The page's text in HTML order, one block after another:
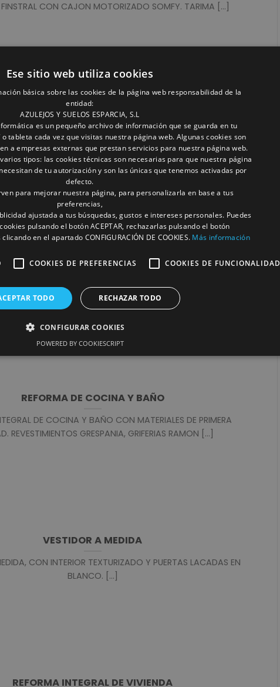
CON CAJON MOTORIZADO SOMFY. TARIMA [...]
FINANCIACIÓN SIN INTERESES
CLIENTES LES RECORDAMOS QUE PUEDEN DISFRUTAR DE
SIN INTERESES PARA QUE ELIJAN COMODAMENTE [...]
DE COCINA PORCELANICA, TECHOS DE PLADUR [...]
REFORMA DE COCINA Y BAÑO
DE COCINA Y BAÑO CON MATERIALES DE PRIMERA
REVESTIMIENTOS GRESPANIA, GRIFERIAS RAMON [...]
VESTIDOR A MEDIDA
CON INTERIOR TEXTURIZADO Y PUERTAS LACADAS EN
BLANCO. [...]
REFORMA INTEGRAL DE VIVIENDA
Ese sitio web utiliza cookies
básica sobre las cookies de la página web responsabilidad de la
entidad:
AZULEJOS Y SUELOS ESPARCIA, S.L
es un pequeño archivo de información que se guarda en tu
tableta cada vez que visitas nuestra página web. Algunas cookies son
a empresas externas que prestan servicios para nuestra página web.
tipos: las cookies técnicas son necesarias para que nuestra página
de tu autorización y son las únicas que tenemos activadas por
defecto.
para mejorar nuestra página, para personalizarla en base a tus
preferencias,
ajustada a tus búsquedas, gustos e intereses personales. Puedes
pulsando el botón ACEPTAR, rechazarlas pulsando el botón
en el apartado CONFIGURACIÓN DE COOKIES. Más información
COOKIES DE PREFERENCIAS COOKIES DE FUNCIONALIDAD
TODO RECHAZAR TODO
CONFIGURAR COOKIES
POWERED BY COOKIESCRIPT